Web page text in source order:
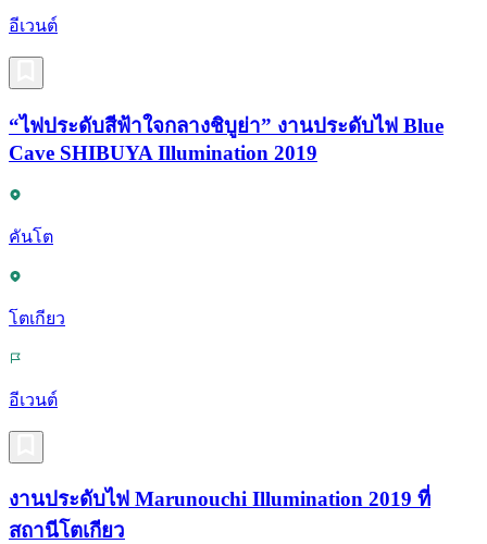
อีเวนต์
“ไฟประดับสีฟ้าใจกลางชิบูย่า” งานประดับไฟ Blue
Cave SHIBUYA Illumination 2019
คันโต
โตเกียว
อีเวนต์
งานประดับไฟ Marunouchi Illumination 2019 ที่
สถานีโตเกียว